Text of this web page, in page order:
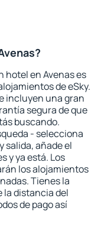
hotel en Avenas es
de eSky.
incluyen una gran
segura de que
buscando.
- selecciona
salida, añade el
y ya está. Los
los alojamientos
Tienes la
la distancia del
de pago así